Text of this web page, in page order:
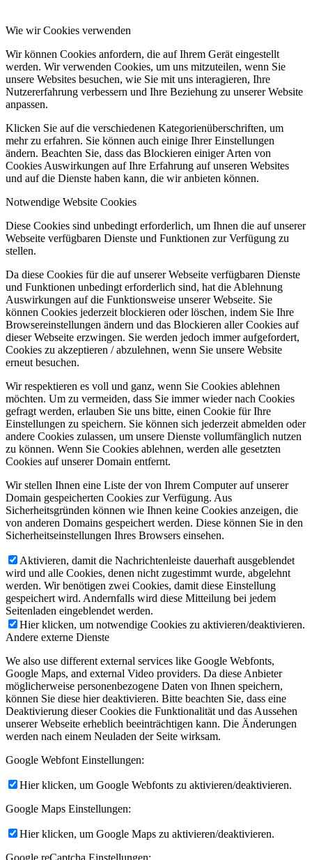
Wie wir Cookies verwenden
Wir können Cookies anfordern, die auf Ihrem Gerät eingestellt
werden. Wir verwenden Cookies, um uns mitzuteilen, wenn Sie
unsere Websites besuchen, wie Sie mit uns interagieren, Ihre
Nutzererfahrung verbessern und Ihre Beziehung zu unserer Website
anpassen.
Klicken Sie auf die verschiedenen Kategorienüberschriften, um
mehr zu erfahren. Sie können auch einige Ihrer Einstellungen
ändern. Beachten Sie, dass das Blockieren einiger Arten von
Cookies Auswirkungen auf Ihre Erfahrung auf unseren Websites
und auf die Dienste haben kann, die wir anbieten können.
Notwendige Website Cookies
Diese Cookies sind unbedingt erforderlich, um Ihnen die auf unserer
Webseite verfügbaren Dienste und Funktionen zur Verfügung zu
stellen.
Da diese Cookies für die auf unserer Webseite verfügbaren Dienste
und Funktionen unbedingt erforderlich sind, hat die Ablehnung
Auswirkungen auf die Funktionsweise unserer Webseite. Sie
können Cookies jederzeit blockieren oder löschen, indem Sie Ihre
Browsereinstellungen ändern und das Blockieren aller Cookies auf
dieser Webseite erzwingen. Sie werden jedoch immer aufgefordert,
Cookies zu akzeptieren / abzulehnen, wenn Sie unsere Website
erneut besuchen.
Wir respektieren es voll und ganz, wenn Sie Cookies ablehnen
möchten. Um zu vermeiden, dass Sie immer wieder nach Cookies
gefragt werden, erlauben Sie uns bitte, einen Cookie für Ihre
Einstellungen zu speichern. Sie können sich jederzeit abmelden oder
andere Cookies zulassen, um unsere Dienste vollumfänglich nutzen
zu können. Wenn Sie Cookies ablehnen, werden alle gesetzten
Cookies auf unserer Domain entfernt.
Wir stellen Ihnen eine Liste der von Ihrem Computer auf unserer
Domain gespeicherten Cookies zur Verfügung. Aus
Sicherheitsgründen können wie Ihnen keine Cookies anzeigen, die
von anderen Domains gespeichert werden. Diese können Sie in den
Sicherheitseinstellungen Ihres Browsers einsehen.
Aktivieren, damit die Nachrichtenleiste dauerhaft ausgeblendet
wird und alle Cookies, denen nicht zugestimmt wurde, abgelehnt
werden. Wir benötigen zwei Cookies, damit diese Einstellung
gespeichert wird. Andernfalls wird diese Mitteilung bei jedem
Seitenladen eingeblendet werden.
Hier klicken, um notwendige Cookies zu aktivieren/deaktivieren.
Andere externe Dienste
We also use different external services like Google Webfonts,
Google Maps, and external Video providers. Da diese Anbieter
möglicherweise personenbezogene Daten von Ihnen speichern,
können Sie diese hier deaktivieren. Bitte beachten Sie, dass eine
Deaktivierung dieser Cookies die Funktionalität und das Aussehen
unserer Webseite erheblich beeinträchtigen kann. Die Änderungen
werden nach einem Neuladen der Seite wirksam.
Google Webfont Einstellungen:
Hier klicken, um Google Webfonts zu aktivieren/deaktivieren.
Google Maps Einstellungen:
Hier klicken, um Google Maps zu aktivieren/deaktivieren.
Google reCaptcha Einstellungen: